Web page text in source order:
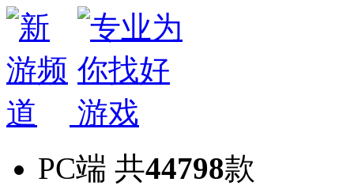
PC端 共44798款